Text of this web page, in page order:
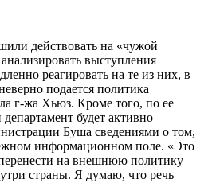
действовать на «чужой
выступления
реагировать на те из них, в
подается политика
г-жа Хьюз. Кроме того, по ее
будет активно
Буша сведениями о том,
информационном поле. «Это
на внешнюю политику
страны. Я думаю, что речь